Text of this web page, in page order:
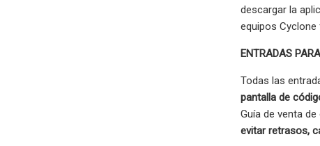
descargar la
equipos
ENTRADAS
Todas las
pantalla de
Guía de venta
evitar retrasos,